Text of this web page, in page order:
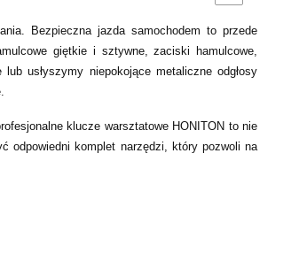
Bezpieczna jazda samochodem to przede
giętkie i sztywne, zaciski hamulcowe,
usłyszymy niepokojące metaliczne odgłosy
klucze warsztatowe HONITON to nie
odpowiedni komplet narzędzi, który pozwoli na